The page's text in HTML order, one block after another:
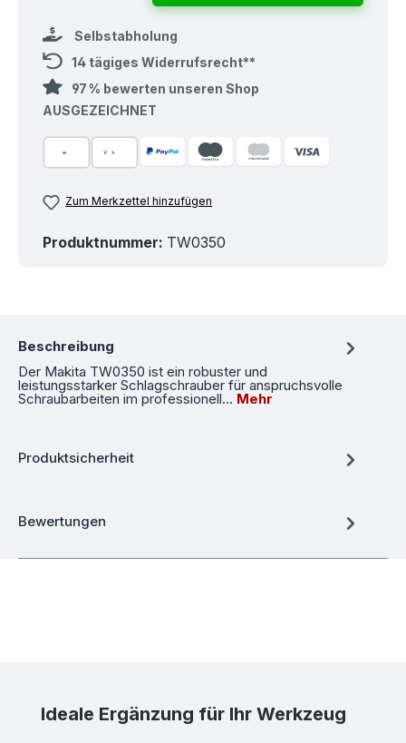
Selbstabholung
14 tägiges Widerrufsrecht**
97 % bewerten unseren Shop
AUSGEZEICHNET
Zum Merkzettel hinzufügen
Produktnummer: TW0350
Beschreibung
Der Makita TW0350 ist ein robuster und
leistungsstarker Schlagschrauber für anspruchsvolle
Schraubarbeiten im professionell… Mehr
Produktsicherheit
Bewertungen
Produktgalerie überspringen
Ideale Ergänzung für Ihr Werkzeug